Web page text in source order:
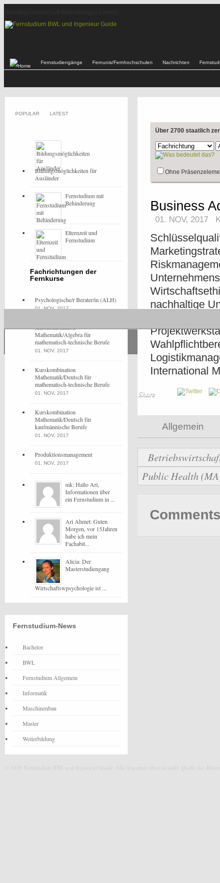
Fernstudiengänge Fernunis/Fernhochschulen Nachrichten
Über 2700 staatlich
Ohne
Business
01. NOV, 2017
nachhaltige
International
Share
Allgemein
Public Health
POPULAR LATEST
Bildungsmöglichkeiten für
Ausländer
Fernstudium mit
Behinderung
Elternzeit und
Fernstudium
Fachrichtungen der
Fernkurse
Psychologische/r Berater/in (ALH)
01. NOV, 2017
Kurskombination
Mathematik/Algebra für
mathematisch-technische Berufe
01. NOV, 2017
Kurskombination
Mathematik/Deutsch für
mathematisch-technische Berufe
01. NOV, 2017
Kurskombination
Mathematik/Deutsch für
kaufmännische Berufe
01. NOV, 2017
Produktionsmanagement
01. NOV, 2017
mk: Hallo Ari,
Informationen über
ein Fernstudium in ...
Ari Ahmet: Guten
Morgen, vor 15Jahren
habe ich mein
Fachabit...
Alicia: Der
Masterstudiengang
Wirtschaftswpsychologie ist ...
Fernstudium-News
Bachelor
BWL
Fernstudium Allgemein
Informatik
Maschinenbau
Master
Weiterbildung
© 2026 Fernstudium BWL und Ingenieur Guide. Alle Angaben ohne Gewähr. Quelle der